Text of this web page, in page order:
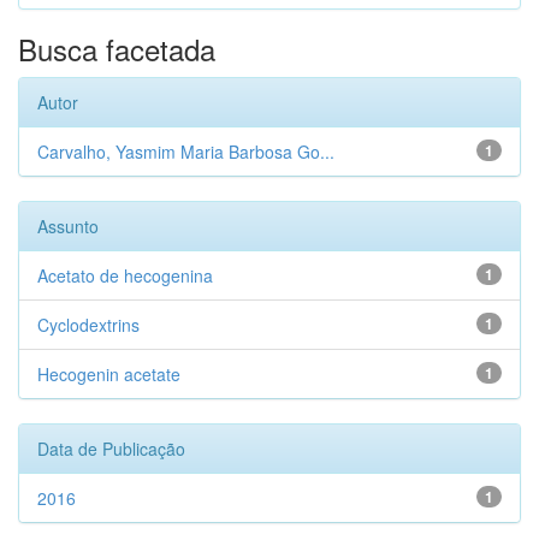
Busca facetada
Autor
1
Carvalho, Yasmim Maria Barbosa Go...
Assunto
1
Acetato de hecogenina
1
Cyclodextrins
1
Hecogenin acetate
Data de Publicação
1
2016